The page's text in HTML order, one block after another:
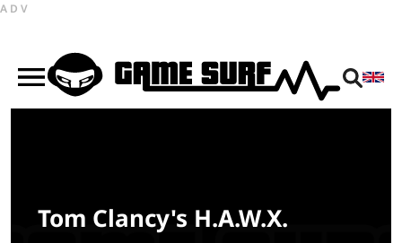
ADV
Tom Clancy's H.A.W.X.